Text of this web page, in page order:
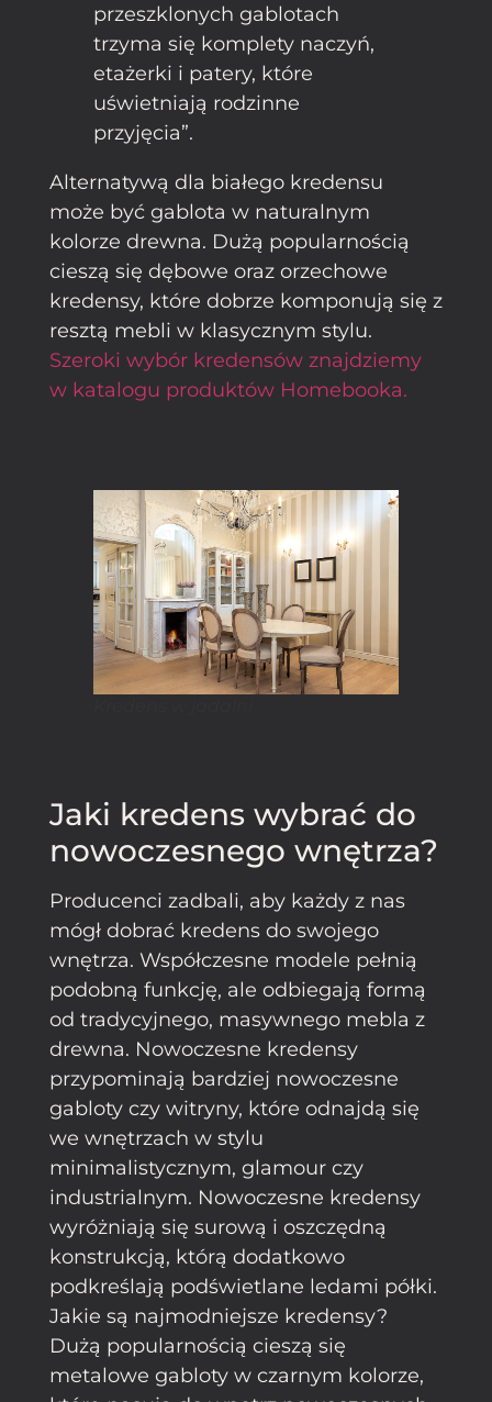
przeszklonych gablotach
trzyma się komplety naczyń,
etażerki i patery, które
uświetniają rodzinne
przyjęcia”.
Alternatywą dla białego kredensu
może być gablota w naturalnym
kolorze drewna. Dużą popularnością
cieszą się dębowe oraz orzechowe
kredensy, które dobrze komponują się z
resztą mebli w klasycznym stylu.
Szeroki wybór kredensów znajdziemy
w katalogu produktów Homebooka.
Jaki kredens wybrać do
nowoczesnego wnętrza?
Producenci zadbali, aby każdy z nas
mógł dobrać kredens do swojego
wnętrza. Współczesne modele pełnią
podobną funkcję, ale odbiegają formą
od tradycyjnego, masywnego mebla z
drewna. Nowoczesne kredensy
przypominają bardziej nowoczesne
gabloty czy witryny, które odnajdą się
we wnętrzach w stylu
minimalistycznym, glamour czy
industrialnym. Nowoczesne kredensy
wyróżniają się surową i oszczędną
konstrukcją, którą dodatkowo
podkreślają podświetlane ledami półki.
Jakie są najmodniejsze kredensy?
Dużą popularnością cieszą się
metalowe gabloty w czarnym kolorze,